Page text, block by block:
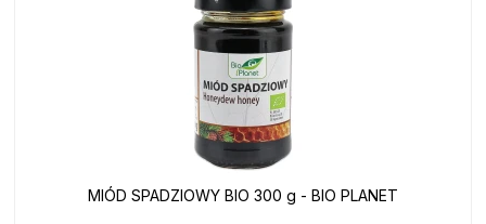
MIÓD SPADZIOWY BIO 300 g - BIO PLANET